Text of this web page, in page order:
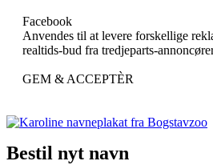
Facebook
Anvendes til at levere forskellige
realtids-bud fra tredjeparts-
GEM & ACCEPTÈR
Bestil nyt navn